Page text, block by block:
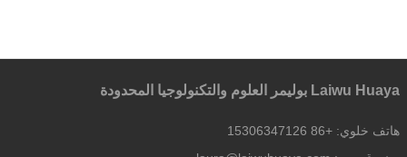
Laiwu Huaya بوليمر العلوم والتكنولوجيا المحدودة
هاتف خلوي: +86 15306347126